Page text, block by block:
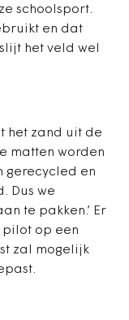
schoolsport.
en dat
het veld wel
het zand uit de
matten worden
gerecycled en
Dus we
te pakken.’ Er
pilot op een
zal mogelijk